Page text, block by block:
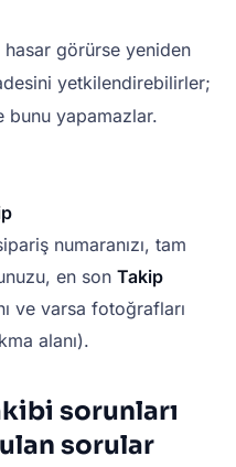
görürse yeniden
yetkilendirebilirler;
bunu yapamazlar.
numaranızı, tam
en son Takip
ve varsa fotoğrafları
alanı).
sorunları
sorular